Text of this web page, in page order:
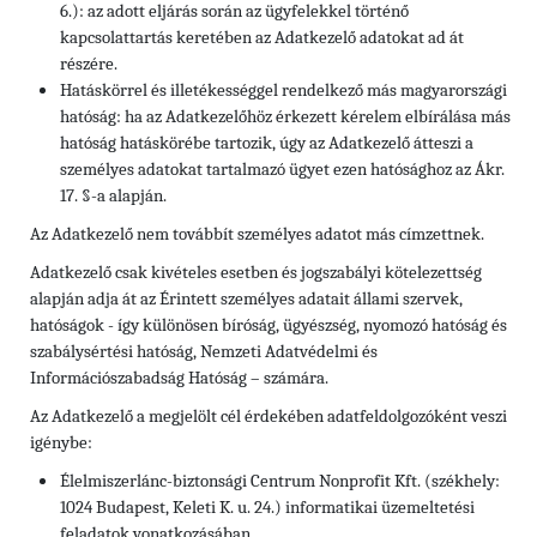
6.): az adott eljárás során az ügyfelekkel történő
kapcsolattartás keretében az Adatkezelő adatokat ad át
részére.
Hatáskörrel és illetékességgel rendelkező más magyarországi
hatóság: ha az Adatkezelőhöz érkezett kérelem elbírálása más
hatóság hatáskörébe tartozik, úgy az Adatkezelő átteszi a
személyes adatokat tartalmazó ügyet ezen hatósághoz az Ákr.
17. §-a alapján.
Az Adatkezelő nem továbbít személyes adatot más címzettnek.
Adatkezelő csak kivételes esetben és jogszabályi kötelezettség
alapján adja át az Érintett személyes adatait állami szervek,
hatóságok - így különösen bíróság, ügyészség, nyomozó hatóság és
szabálysértési hatóság, Nemzeti Adatvédelmi és
Információszabadság Hatóság – számára.
Az Adatkezelő a megjelölt cél érdekében adatfeldolgozóként veszi
igénybe:
Élelmiszerlánc-biztonsági Centrum Nonprofit Kft. (székhely:
1024 Budapest, Keleti K. u. 24.) informatikai üzemeltetési